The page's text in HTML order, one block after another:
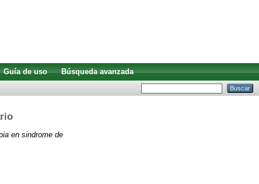
Guía de uso
Búsqueda avanzada
en sindrome de